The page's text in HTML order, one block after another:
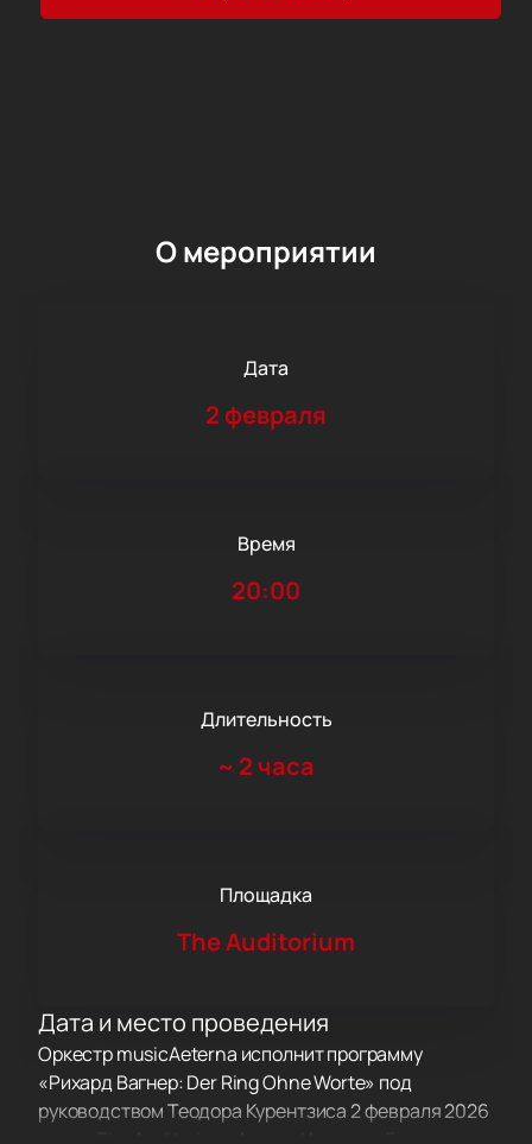
О мероприятии
Дата
2 февраля
Время
20:00
Длительность
~ 2 часа
Площадка
The Auditorium
Дата и место проведения
Оркестр musicAeterna исполнит программу
«Рихард Вагнер: Der Ring Ohne Worte» под
руководством Теодора Курентзиса 2 февраля 2026